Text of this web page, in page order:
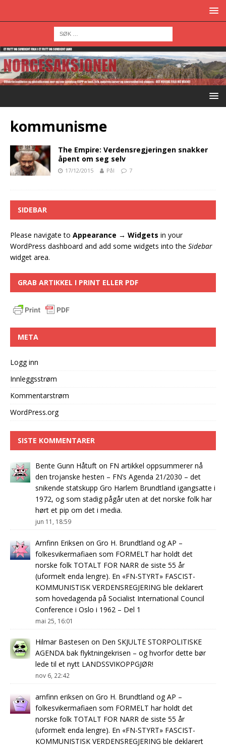
kommunisme
The Empire: Verdensregjeringen snakker
åpent om seg selv
17/12/2015 Pål 7
SIDEBAR
Please navigate to Appearance → Widgets in your
WordPress dashboard and add some widgets into the Sidebar
widget area.
GRAB ARTIKKEL I PRINT ELLER PDF
META
Logg inn
Innleggsstrøm
Kommentarstrøm
WordPress.org
SISTE KOMMENTARER
Bente Gunn Håtuft on FN artikkel oppsummerer nå
den trojanske hesten – FN’s Agenda 21/2030 – det
snikende statskupp Gro Harlem Brundtland igangsatte i
1972, og som stadig pågår uten at det norske folk har
hørt et pip om det i media.
jun 11, 18:59
Arnfinn Eriksen on Gro H. Brundtland og AP –
folkesvikermafiaen som FORMELT har holdt det
norske folk TOTALT FOR NARR de siste 55 år
(uformelt enda lengre). En «FN-STYRT» FASCIST-
KOMMUNISTISK VERDENSREGJERING ble deklarert
som hovedagenda på Socialist International Council
Conference i Oslo i 1962 – Del 1
mai 25, 16:01
Hilmar Bastesen on Den SKJULTE STORPOLITISKE
AGENDA bak flyktningekrisen – og hvorfor dette bør
lede til et nytt LANDSSVIKOPPGJØR!
nov 6, 22:42
arnfinn eriksen on Gro H. Brundtland og AP –
folkesvikermafiaen som FORMELT har holdt det
norske folk TOTALT FOR NARR de siste 55 år
(uformelt enda lengre). En «FN-STYRT» FASCIST-
KOMMUNISTISK VERDENSREGJERING ble deklarert